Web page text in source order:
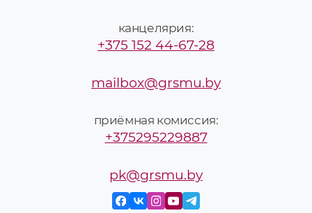
канцелярия:
+375 152 44-67-28
mailbox@grsmu.by
приёмная комиссия:
+375295229887
pk@grsmu.by